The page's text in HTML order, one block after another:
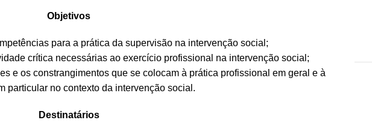
Objetivos
para a prática da supervisão na intervenção social;
crítica necessárias ao exercício profissional na intervenção social;
e os constrangimentos que se colocam à prática profissional em geral e à
particular no contexto da intervenção social.
Destinatários